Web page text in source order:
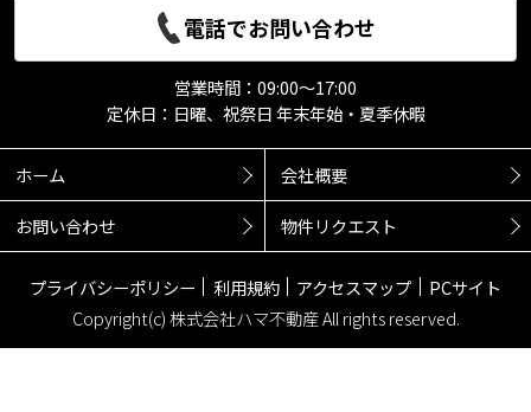
電話でお問い合わせ
営業時間：09:00～17:00
定休日：日曜、祝祭日 年末年始・夏季休暇
ホーム 会社概要
お問い合わせ 物件リクエスト
プライバシーポリシー 利用規約 アクセスマップ
PCサイト
Copyright(c) 株式会社ハマ不動産 All rights reserved.